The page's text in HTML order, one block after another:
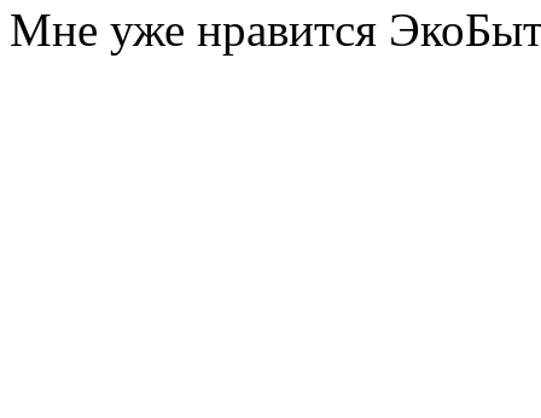
Мне уже нравится